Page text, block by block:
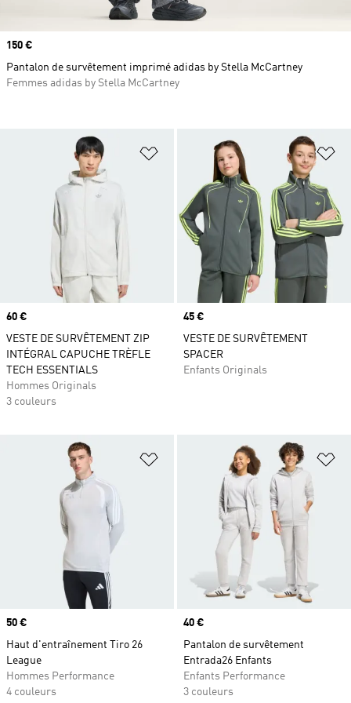
Ajouter à la Liste de produits
Prix
60 €
VESTE DE SURVÊTEMENT ZIP
INTÉGRAL CAPUCHE TRÈFLE
TECH ESSENTIALS
Hommes Originals
3 couleurs
Prix
45 €
VESTE DE SURVÊTEMENT
SPACER
Enfants Originals
Ajouter à la Liste de produits
Prix
50 €
Haut d'entraînement Tiro 26
League
Hommes Performance
4 couleurs
Prix
40 €
Pantalon de survêtement
Entrada26 Enfants
Enfants Performance
3 couleurs
Prix
150 €
Pantalon de survêtement imprimé adidas by Stella McCartney
Femmes adidas by Stella McCartney